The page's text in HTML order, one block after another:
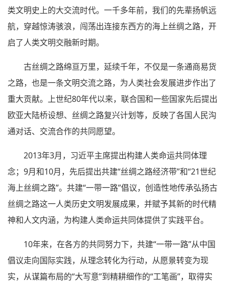
类文明史上的大交流时代。一千多年前，我们的先辈扬帆远
航，穿越惊涛骇浪，闯荡出连接东西方的海上丝绸之路，开
启了人类文明交融新时期。
古丝绸之路绵亘万里，延续千年，不仅是一条通商易货
之路，也是一条文明交流之路，为人类社会发展进步作出了
重大贡献。上世纪80年代以来，联合国和一些国家先后提出
欧亚大陆桥设想、丝绸之路复兴计划等，反映了各国人民沟
通对话、交流合作的共同愿望。
2013年3月，习近平主席提出构建人类命运共同体理
念；9月和10月，先后提出共建“丝绸之路经济带”和“21世纪
海上丝绸之路”。共建“一带一路”倡议，创造性地传承弘扬古
丝绸之路这一人类历史文明发展成果，并赋予其新的时代精
神和人文内涵，为构建人类命运共同体提供了实践平台。
10年来，在各方的共同努力下，共建“一带一路”从中国
倡议走向国际实践，从理念转化为行动，从愿景转变为现
实，从谋篇布局的“大写意”到精耕细作的“工笔画”，取得实